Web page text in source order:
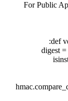
For Public
def
digest